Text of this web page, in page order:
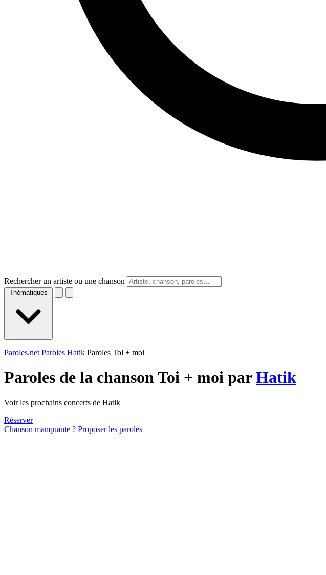
Rechercher un artiste ou une chanson
Thématiques
Paroles.net Paroles Hatik Paroles Toi + moi
Paroles de la chanson Toi + moi parHatik
Voir les prochains concerts de Hatik
Réserver
Chanson manquante ? Proposer les paroles